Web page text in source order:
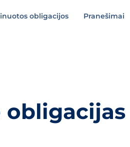
obligacijos Pranešimai
obligacijas